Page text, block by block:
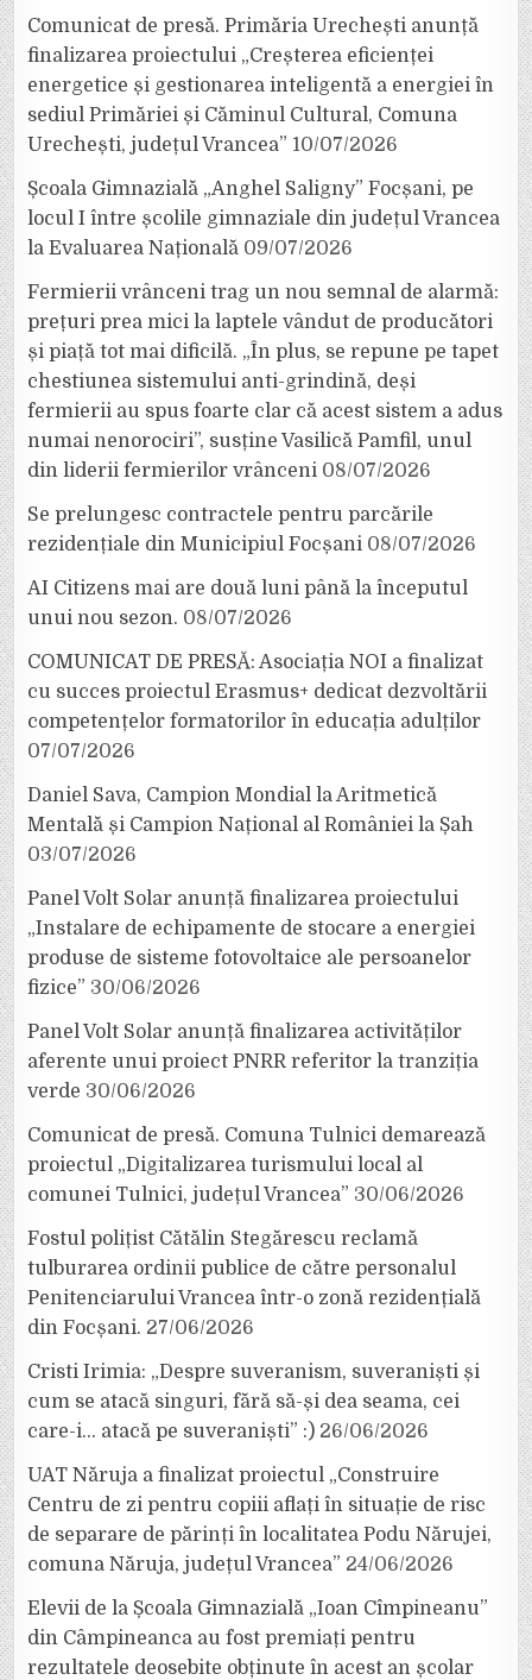
Comunicat de presă. Primăria Urechești anunță
finalizarea proiectului „Creșterea eficienței
energetice și gestionarea inteligentă a energiei în
sediul Primăriei și Căminul Cultural, Comuna
Urechești, județul Vrancea” 10/07/2026
Școala Gimnazială „Anghel Saligny” Focșani, pe
locul I între școlile gimnaziale din județul Vrancea
la Evaluarea Națională 09/07/2026
Fermierii vrânceni trag un nou semnal de alarmă:
prețuri prea mici la laptele vândut de producători
și piață tot mai dificilă. „În plus, se repune pe tapet
chestiunea sistemului anti-grindină, deși
fermierii au spus foarte clar că acest sistem a adus
numai nenorociri”, susține Vasilică Pamfil, unul
din liderii fermierilor vrânceni 08/07/2026
Se prelungesc contractele pentru parcările
rezidențiale din Municipiul Focșani 08/07/2026
AI Citizens mai are două luni până la începutul
unui nou sezon. 08/07/2026
COMUNICAT DE PRESĂ: Asociația NOI a finalizat
cu succes proiectul Erasmus+ dedicat dezvoltării
competențelor formatorilor în educația adulților
07/07/2026
Daniel Sava, Campion Mondial la Aritmetică
Mentală și Campion Național al României la Șah
03/07/2026
Panel Volt Solar anunță finalizarea proiectului
„Instalare de echipamente de stocare a energiei
produse de sisteme fotovoltaice ale persoanelor
fizice” 30/06/2026
Panel Volt Solar anunță finalizarea activităților
aferente unui proiect PNRR referitor la tranziția
verde 30/06/2026
Comunicat de presă. Comuna Tulnici demarează
proiectul „Digitalizarea turismului local al
comunei Tulnici, județul Vrancea” 30/06/2026
Fostul polițist Cătălin Stegărescu reclamă
tulburarea ordinii publice de către personalul
Penitenciarului Vrancea într-o zonă rezidențială
din Focșani. 27/06/2026
Cristi Irimia: „Despre suveranism, suveraniști și
cum se atacă singuri, fără să-și dea seama, cei
care-i… atacă pe suveraniști” :) 26/06/2026
UAT Năruja a finalizat proiectul „Construire
Centru de zi pentru copiii aflați în situație de risc
de separare de părinți în localitatea Podu Nărujei,
comuna Năruja, județul Vrancea” 24/06/2026
Elevii de la Școala Gimnazială „Ioan Cîmpineanu”
din Câmpineanca au fost premiați pentru
rezultatele deosebite obținute în acest an școlar